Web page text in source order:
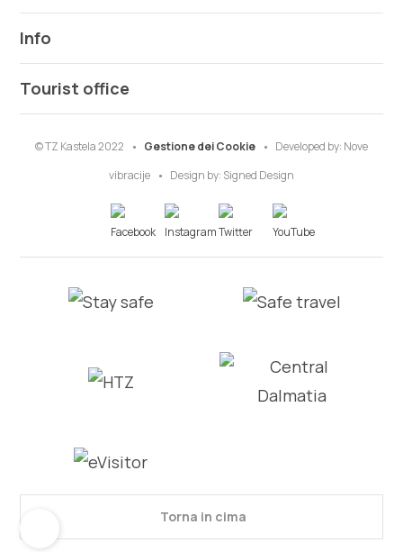
Info
Tourist office
© TZ Kastela 2022 Gestione dei Cookie Developed by: Nove
vibracije
Design by: Signed Design
Torna in cima